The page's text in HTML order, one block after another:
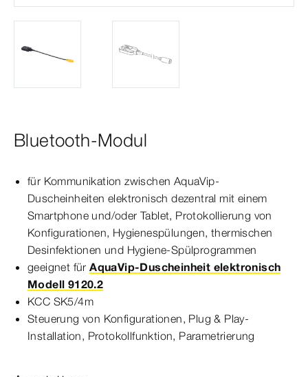
Bluetooth-Modul
für Kommunikation zwischen AquaVip-​
Duscheinheiten elek­tronisch dezentral mit einem
Smartphone und/oder Tablet, Protokollierung von
Konfigurationen, Hygienespülungen, thermischen
Desinfektionen und Hygiene-​Spülprogrammen
geeignet fürAquaVip-Duscheinheit elektronisch
Modell 9120.2
KCC SK5/4m
Steuerung von Konfigurationen, Plug & Play-​
Installation, Protokollfunktion, Parametrierung